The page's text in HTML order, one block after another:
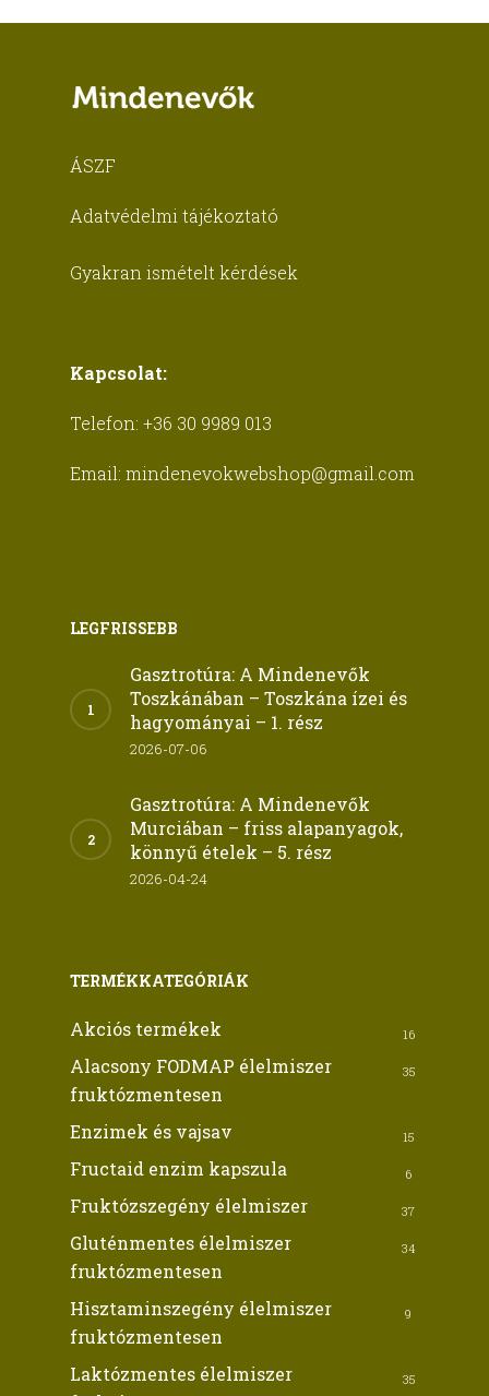
ÁSZF
Adatvédelmi tájékoztató
Gyakran ismételt kérdések
Kapcsolat:
Telefon: +36 30 9989 013
Email: mindenevokwebshop@gmail.com
LEGFRISSEBB
Gasztrotúra: A Mindenevők
Toszkánában – Toszkána ízei és
hagyományai – 1. rész
2026-07-06
Gasztrotúra: A Mindenevők
Murciában – friss alapanyagok,
könnyű ételek – 5. rész
2026-04-24
TERMÉKKATEGÓRIÁK
Akciós termékek 16
Alacsony FODMAP élelmiszer
fruktózmentesen
35
Enzimek és vajsav 15
Fructaid enzim kapszula 6
Fruktózszegény élelmiszer 37
Gluténmentes élelmiszer
fruktózmentesen
34
Hisztaminszegény élelmiszer
fruktózmentesen
9
Laktózmentes élelmiszer
35